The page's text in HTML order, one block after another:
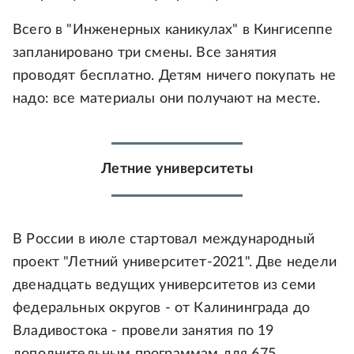
Всего в "Инженерных каникулах" в Кингисеппе
запланировано три смены. Все занятия
проводят бесплатно. Детям ничего покупать не
надо: все материалы они получают на месте.
Летние университеты
В России в июле стартовал международный
проект "Летний университет-2021". Две недели
двенадцать ведущих университетов из семи
федеральных округов - от Калининграда до
Владивостока - провели занятия по 19